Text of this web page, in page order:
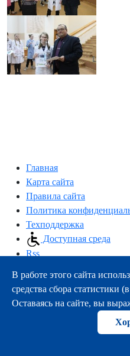
Главная
Карта сайта
Правила сайта
Политика
Техподдержка
Доступная среда
Rss
163000, г.Архангельск, пр-т
тел.:+7 (8182) 21-11-63
e-mail:info@nsmu.ru
© ФГБОУ ВО СГМУ (г.
В работе этого сайта
средства сбора статистики
Оставаясь на сайте, вы